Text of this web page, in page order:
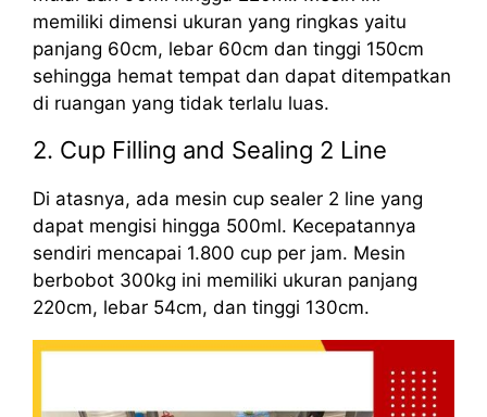
memiliki dimensi ukuran yang ringkas yaitu
panjang 60cm, lebar 60cm dan tinggi 150cm
sehingga hemat tempat dan dapat ditempatkan
di ruangan yang tidak terlalu luas.
2. Cup Filling and Sealing 2 Line
Di atasnya, ada mesin cup sealer 2 line yang
dapat mengisi hingga 500ml. Kecepatannya
sendiri mencapai 1.800 cup per jam. Mesin
berbobot 300kg ini memiliki ukuran panjang
220cm, lebar 54cm, dan tinggi 130cm.